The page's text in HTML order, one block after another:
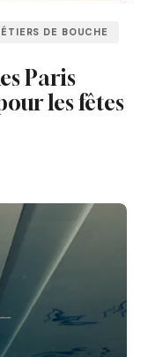
DE BOUCHE
Paris
les fêtes